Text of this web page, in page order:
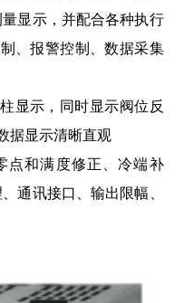
显示，并配合各种执行
、报警控制、数据采集
显示，同时显示阀位反
据显示清晰直观
点和满度修正、冷端补
通讯接口、输出限幅、